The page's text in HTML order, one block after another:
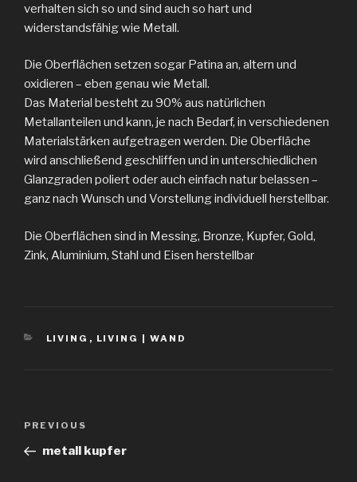
verhalten sich so und sind auch so hart und
widerstandsfähig wie Metall.
Die Oberflächen setzen sogar Patina an, altern und
oxidieren – eben genau wie Metall.
Das Material besteht zu 90% aus natürlichen
Metallanteilen und kann, je nach Bedarf, in verschiedenen
Materialstärken aufgetragen werden. Die Oberfläche
wird anschließend geschliffen und in unterschiedlichen
Glanzgraden poliert oder auch einfach natur belassen –
ganz nach Wunsch und Vorstellung individuell herstellbar.
Die Oberflächen sind in Messing, Bronze, Kupfer, Gold,
Zink, Aluminium, Stahl und Eisen herstellbar
CATEGORIES
LIVING , LIVING | WAND
Previous
Post
PREVIOUS
metall kupfer